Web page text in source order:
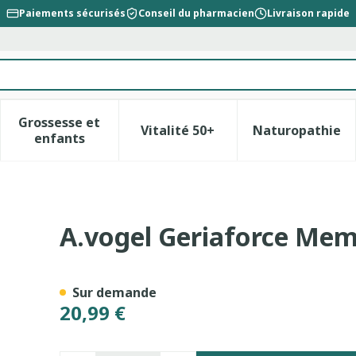
Paiements sécurisés Conseil du pharmacien Livraison rapide
catégorie Beauté, soins et hygiène
sous-menu pour la catégorie Régime, alimentation &
Grossesse et
enfants
Afficher le sous-menu pour la catégorie
Vitalité 50+Afficher le sous-menu pour
Naturopathie
Afficher
Gouttes 100ml
A.vogel Geriaforce
20,99 €
Sur demande